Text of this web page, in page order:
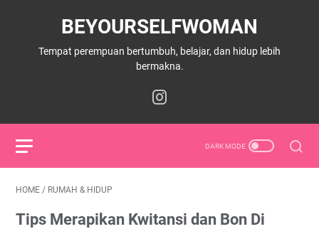
BEYOURSELFWOMAN
Tempat perempuan bertumbuh, belajar, dan hidup lebih
bermakna.
HOME / RUMAH & HIDUP
Tips Merapikan Kwitansi dan Bon Di